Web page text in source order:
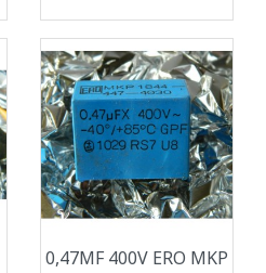
0,47ΜF 400V ERO MKP